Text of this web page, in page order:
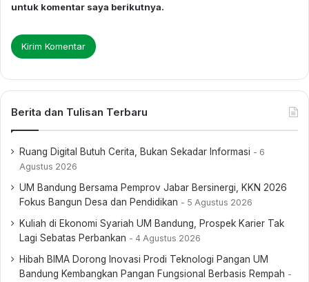
Menjaga Nilai Islam dan
Kemuhammadiyahan
Manajemen UM Bandung
Rekatkan Silaturahmi dalam
HARMONI
untuk komentar saya berikutnya.
Berita dan Tulisan Terbaru
Ruang Digital Butuh Cerita, Bukan Sekadar Informasi
6
Agustus 2026
UM Bandung Bersama Pemprov Jabar Bersinergi, KKN 2026
Fokus Bangun Desa dan Pendidikan
5 Agustus 2026
Kuliah di Ekonomi Syariah UM Bandung, Prospek Karier Tak
Lagi Sebatas Perbankan
4 Agustus 2026
Hibah BIMA Dorong Inovasi Prodi Teknologi Pangan UM
Bandung Kembangkan Pangan Fungsional Berbasis Rempah